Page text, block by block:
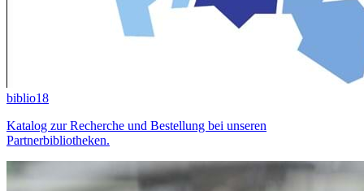
biblio18
Katalog zur Recherche und Bestellung bei unseren
Partnerbibliotheken.